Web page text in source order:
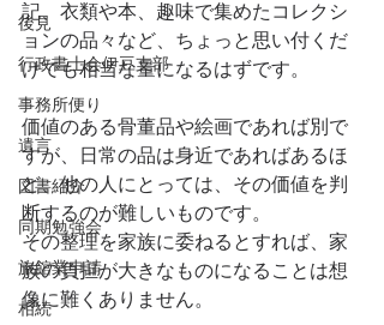
後見
行政書士会伊豆支部
事務所便り
遺言
図書紹介
同期勉強会
旅館業申請
相続
記、衣類や本、趣味で集めたコレクシ
ョンの品々など、ちょっと思い付くだ
けでも相当な量になるはずです。
価値のある骨董品や絵画であれば別で
すが、日常の品は身近であればあるほ
ど、他の人にとっては、その価値を判
断するのが難しいものです。
その整理を家族に委ねるとすれば、家
族の負担が大きなものになることは想
像に難くありません。